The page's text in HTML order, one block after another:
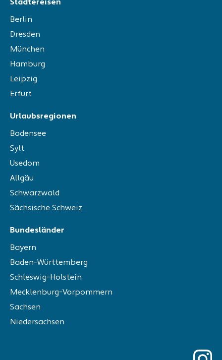
Städtereisen
Berlin
Dresden
München
Hamburg
Leipzig
Erfurt
Urlaubsregionen
Bodensee
Sylt
Usedom
Allgäu
Schwarzwald
Sächsische Schweiz
Bundesländer
Bayern
Baden-Württemberg
Schleswig-Holstein
Mecklenburg-Vorpommern
Sachsen
Niedersachsen